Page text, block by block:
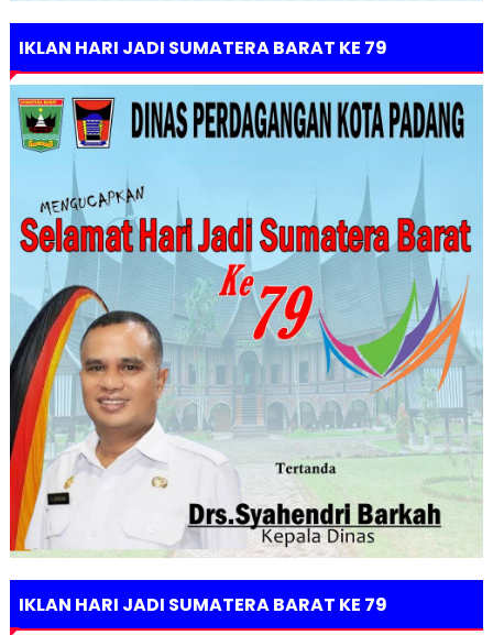
IKLAN HARI JADI SUMATERA BARAT KE 79
IKLAN HARI JADI SUMATERA BARAT KE 79